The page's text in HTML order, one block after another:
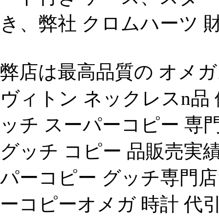
き、弊社 クロムハーツ
弊店は最高品質の オメ
ヴィトン ネックレスn品
ッチ スーパーコピー 専
グッチ コピー 品販売実
パーコピー グッチ専門
ーコピーオメガ 時計 代